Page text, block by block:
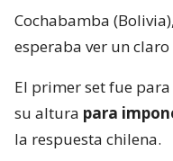
Cochabamba
esperaba ver un
El primer set fue
su altura para
la respuesta chilena.